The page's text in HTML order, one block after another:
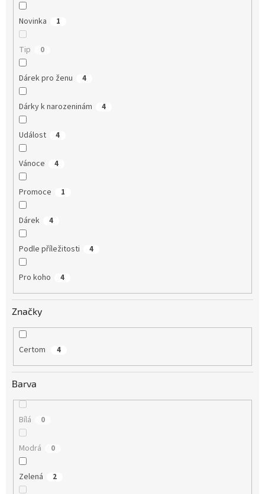
Novinka 1
Tip 0
Dárek pro ženu 4
Dárky k narozeninám 4
Událost 4
Vánoce 4
Promoce 1
Dárek 4
Podle příležitosti 4
Pro koho 4
Značky
Certom 4
Barva
Bílá 0
Modrá 0
Zelená 2